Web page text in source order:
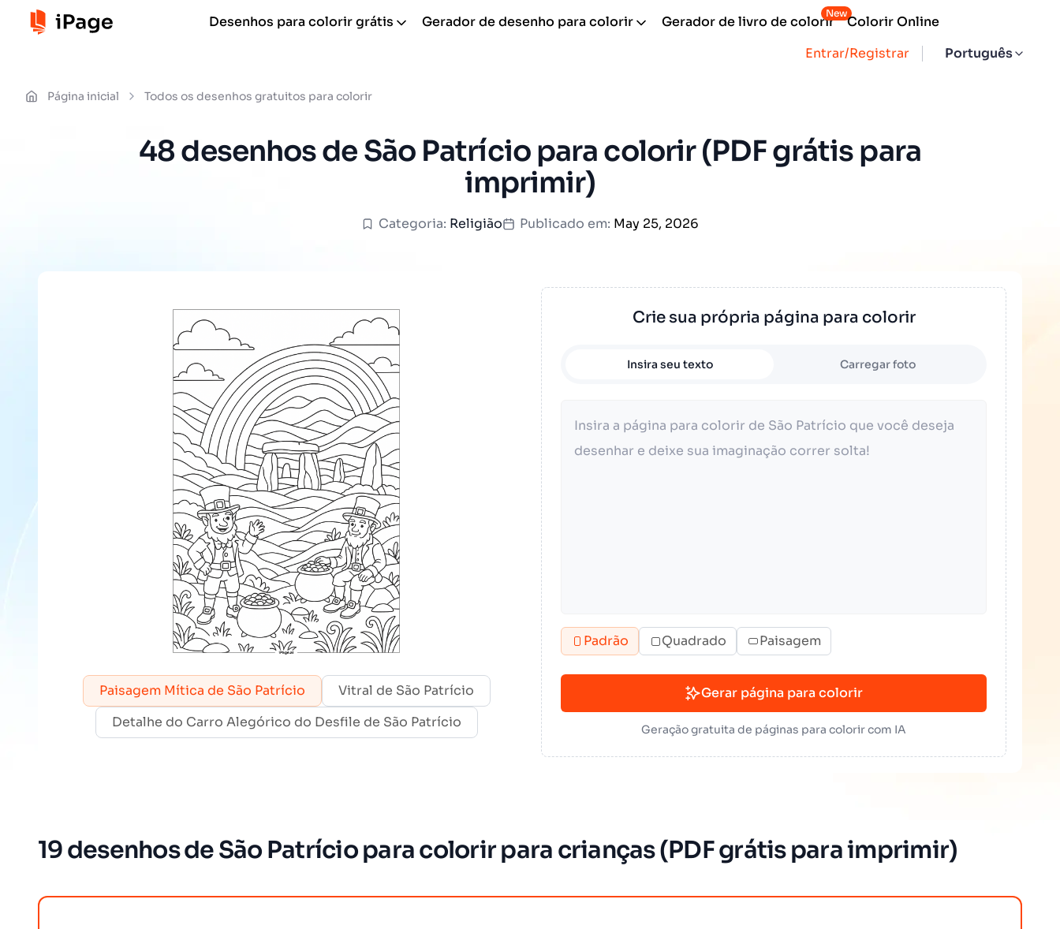
Entrar/Registrar Português
Desenhos para colorir grátis Gerador de desenho para colorir Gerador de livro de colorir
New
Colorir Online
Página inicial Todos os desenhos gratuitos para colorir
48 desenhos de São Patrício para colorir (PDF grátis para
imprimir)
Categoria: Religião Publicado em: May 25, 2026
Paisagem Mítica de São Patrício
Vitral de São Patrício
Detalhe do Carro Alegórico do Desfile de São Patrício
Crie sua própria página para colorir
Insira seu texto Carregar foto
Padrão Quadrado Paisagem
Gerar página para colorir
Geração gratuita de páginas para colorir com IA
19 desenhos de São Patrício para colorir para crianças (PDF grátis para imprimir)